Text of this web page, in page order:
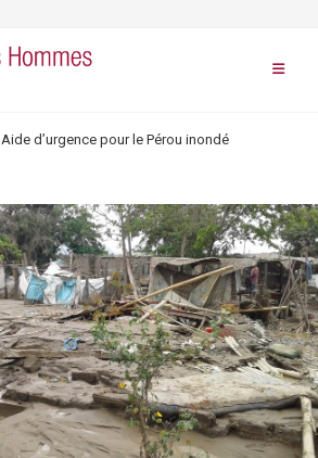
Aide d’urgence pour le Pérou inondé